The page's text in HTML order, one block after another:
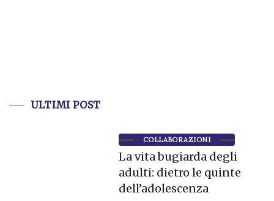
ULTIMI POST
COLLABORAZIONI
La vita bugiarda degli
adulti: dietro le quinte
dell’adolescenza